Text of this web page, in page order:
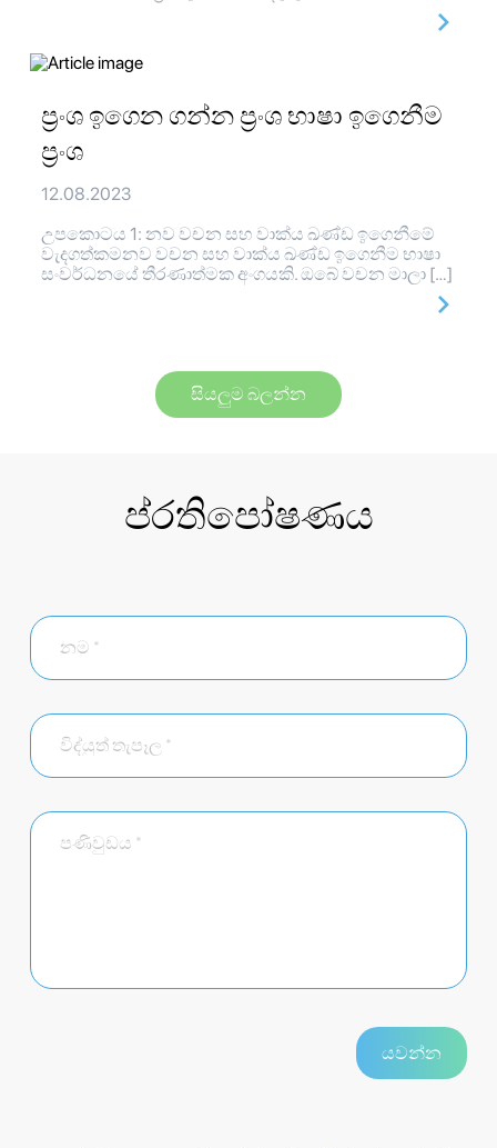
ප්‍රංශ ඉගෙන ගන්න ප්‍රංශ භාෂා ඉගෙනීම
ප්‍රංශ
12.08.2023
උපකොටය 1: නව වචන සහ වාක්ය ඛණ්ඩ ඉගෙනීමේ
වැදගත්කමනව වචන සහ වාක්ය ඛණ්ඩ ඉගෙනීම භාෂා
සංවර්ධනයේ තීරණාත්මක අංගයකි. ඔබේ වචන මාලා […]
සියලුම බලන්න
ප්රතිපෝෂණය